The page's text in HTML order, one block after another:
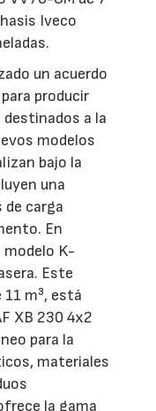
Iveco
un acuerdo
producir
a la
modelos
bajo la
una
de carga
En
modelo K-
Este
11 m³, está
XB 230 4x2
para la
materiales
la gama